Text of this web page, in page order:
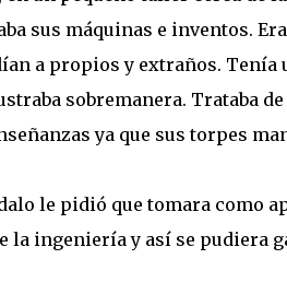
sus máquinas e inventos.
a propios y extraños.
sobremanera. Trataba
ya que sus torpes
le pidió que tomara como
la ingeniería y así se pudiera